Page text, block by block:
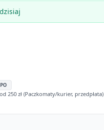
250 zł (Paczkomaty/kurier, przedpłata)